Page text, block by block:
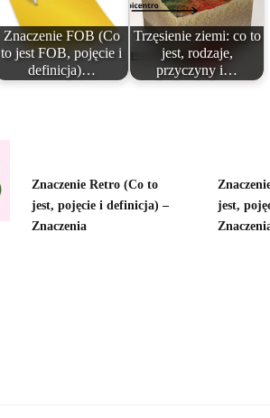
Znaczenie FOB (Co
to jest FOB, pojęcie i
definicja)…
Trzęsienie ziemi: co to
jest, rodzaje,
przyczyny i…
Znaczenie Retro (Co to
jest, pojęcie i definicja) –
Znaczenia
jest,